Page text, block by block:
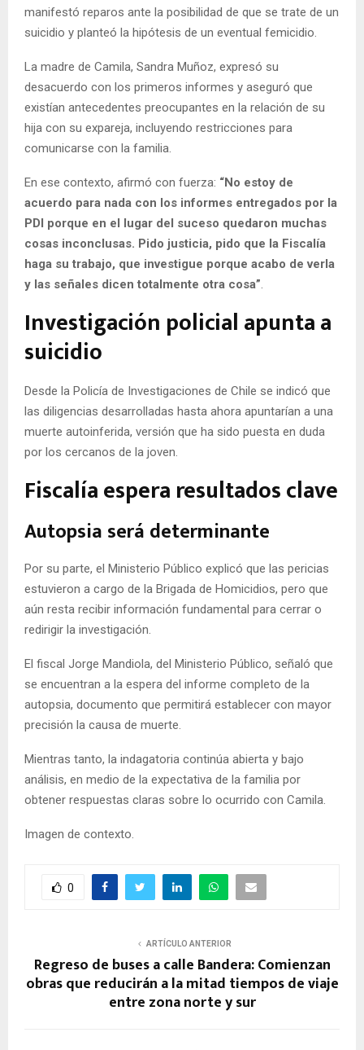
manifestó reparos ante la posibilidad de que se trate de un
suicidio y planteó la hipótesis de un eventual femicidio.
La madre de Camila, Sandra Muñoz, expresó su
desacuerdo con los primeros informes y aseguró que
existían antecedentes preocupantes en la relación de su
hija con su expareja, incluyendo restricciones para
comunicarse con la familia.
En ese contexto, afirmó con fuerza: “No estoy de
acuerdo para nada con los informes entregados por la
PDI porque en el lugar del suceso quedaron muchas
cosas inconclusas. Pido justicia, pido que la Fiscalía
haga su trabajo, que investigue porque acabo de verla
y las señales dicen totalmente otra cosa”.
Investigación policial apunta a
suicidio
Desde la Policía de Investigaciones de Chile se indicó que
las diligencias desarrolladas hasta ahora apuntarían a una
muerte autoinferida, versión que ha sido puesta en duda
por los cercanos de la joven.
Fiscalía espera resultados clave
Autopsia será determinante
Por su parte, el Ministerio Público explicó que las pericias
estuvieron a cargo de la Brigada de Homicidios, pero que
aún resta recibir información fundamental para cerrar o
redirigir la investigación.
El fiscal Jorge Mandiola, del Ministerio Público, señaló que
se encuentran a la espera del informe completo de la
autopsia, documento que permitirá establecer con mayor
precisión la causa de muerte.
Mientras tanto, la indagatoria continúa abierta y bajo
análisis, en medio de la expectativa de la familia por
obtener respuestas claras sobre lo ocurrido con Camila.
Imagen de contexto.
0
ARTÍCULO ANTERIOR
Regreso de buses a calle Bandera: Comienzan
obras que reducirán a la mitad tiempos de viaje
entre zona norte y sur